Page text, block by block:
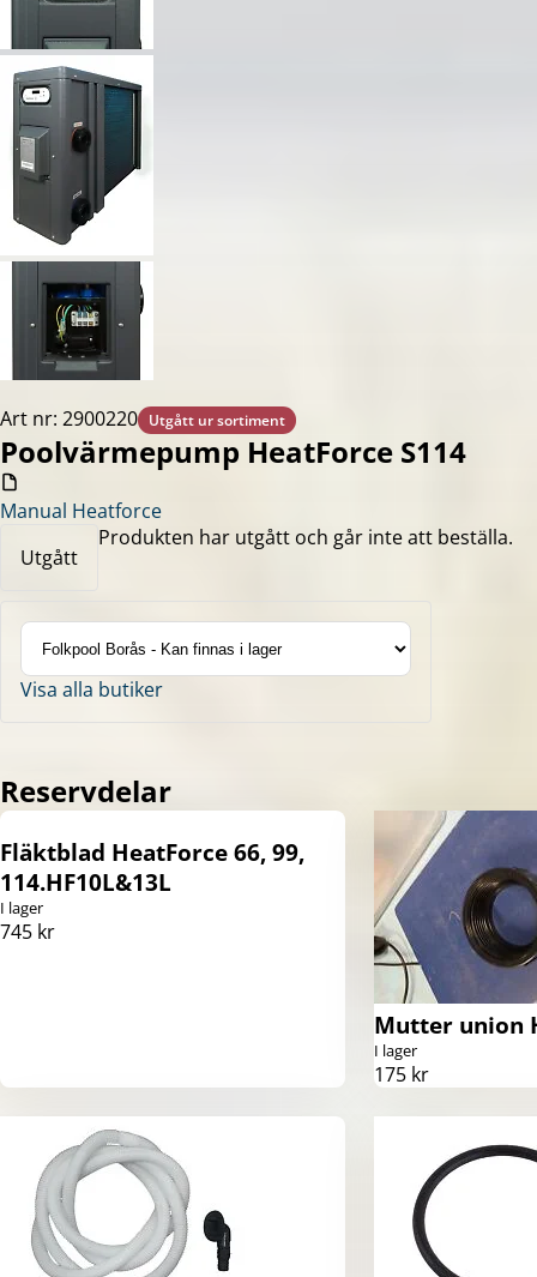
Art nr: 2900220 Utgått ur sortiment
Poolvärmepump HeatForce S114
Manual Heatforce
Utgått
Produkten har utgått och går inte att beställa.
Visa alla butiker
Reservdelar
Fläktblad HeatForce 66, 99,
114.HF10L&13L
I lager
745 kr
Mutter union
I lager
175 kr